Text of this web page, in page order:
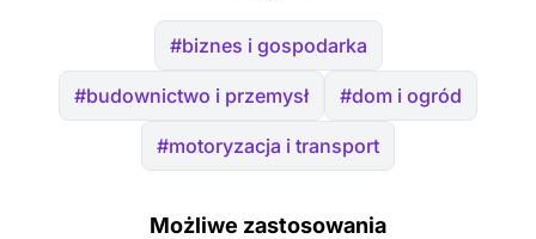
#biznes i gospodarka
#budownictwo i przemysł #dom i ogród
#motoryzacja i transport
Możliwe zastosowania